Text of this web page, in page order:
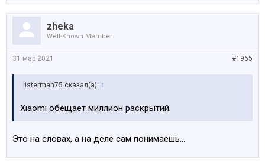
zheka
Well-Known Member
#1965
31 мар 2021
listerman75 сказал(а): ↑
Xiaomi обещает миллион раскрытий.
Это на словах, а на деле сам понимаешь...